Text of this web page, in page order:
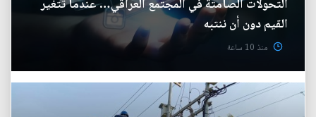
التحولات الصامتة في المجتمع العراقي… عندما تتغير
القيم دون أن ننتبه
منذ 10 ساعة